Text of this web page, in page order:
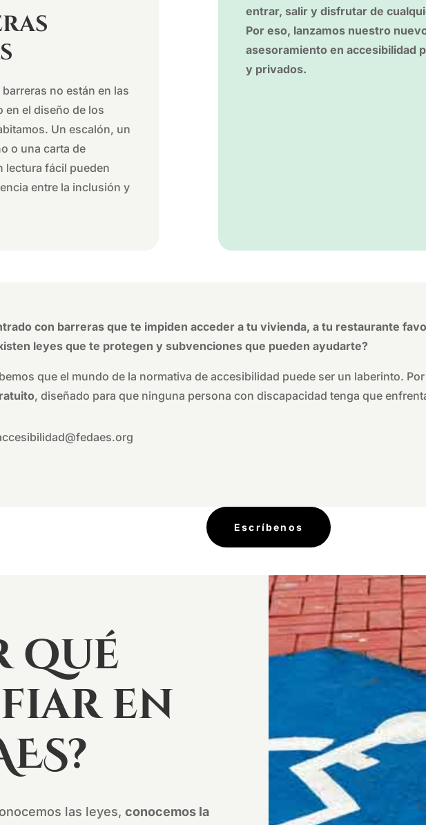
no están en las
en el diseño de los
Un escalón, un
o una carta de
lectura fácil pueden
entre la inclusión y
entrar, salir y disfrutar de
Por eso, lanzamos nuestro
asesoramiento en accesibilidad
y privados.
con barreras que te impiden acceder a tu vivienda, a tu restaurante
leyes que te protegen y subvenciones que pueden ayudarte?
que el mundo de la normativa de accesibilidad puede ser un laberinto.
, diseñado para que ninguna persona con discapacidad tenga que
Escríbenos
qué
en
las leyes,conocemos la